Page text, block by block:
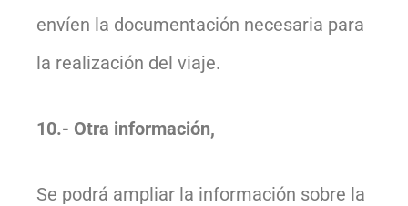
envíen la documentación necesaria para
la realización del viaje.
10.- Otra información,
Se podrá ampliar la información sobre la